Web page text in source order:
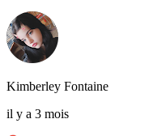
Kimberley Fontaine
il y a 3 mois